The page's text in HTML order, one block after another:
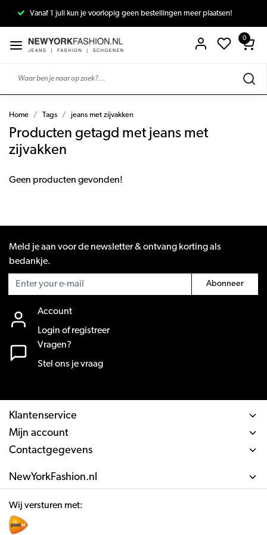
Vanaf 1 juli kun je voorlopig geen bestellingen meer plaatsen!
0
Home Tags jeans met zijvakken
Producten getagd met jeans met
zijvakken
Geen producten gevonden!
Meld je aan voor de newsletter & ontvang korting als
bedankje.
Abonneer
Account
Login of registreer
Vragen?
Stel ons je vraag
Klantenservice
Mijn account
Contactgegevens
NewYorkFashion.nl
Wij versturen met: